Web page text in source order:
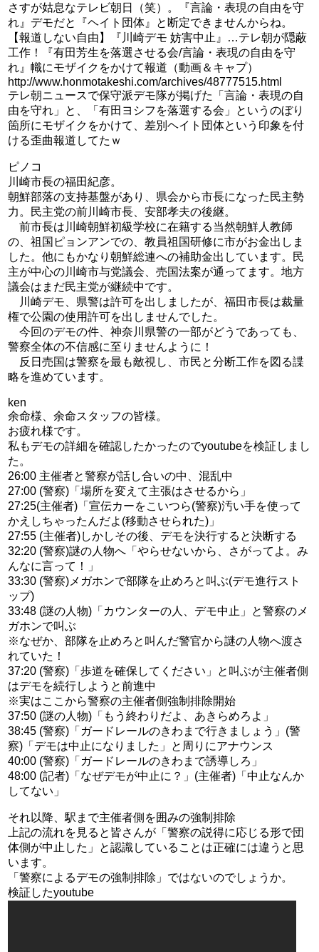
さすが姑息なテレビ朝日（笑）。『言論・表現の自由を守
れ』デモだと『ヘイト団体』と断定できませんからね。
【報道しない自由】『川崎デモ 妨害中止』…テレ朝が隠蔽
工作！『有田芳生を落選させる会/言論・表現の自由を守
れ』幟にモザイクをかけて報道（動画＆キャプ）
http://www.honmotakeshi.com/archives/48777515.html
テレ朝ニュースで保守派デモ隊が掲げた「言論・表現の自
由を守れ」と、「有田ヨシフを落選する会」というのぼり
箇所にモザイクをかけて、差別ヘイト団体という印象を付
ける歪曲報道してたｗ
ピノコ
川崎市長の福田紀彦。
朝鮮部落の支持基盤があり、県会から市長になった民主勢
力。民主党の前川崎市長、安部孝夫の後継。
前市長は川崎朝鮮初級学校に在籍する当然朝鮮人教師
の、祖国ピョンアンでの、教員祖国研修に市がお金出しま
した。他にもかなり朝鮮総連への補助金出しています。民
主が中心の川崎市与党議会、売国法案が通ってます。地方
議会はまだ民主党が継続中です。
川崎デモ、県警は許可を出しましたが、福田市長は裁量
権で公園の使用許可を出しませんでした。
今回のデモの件、神奈川県警の一部がどうであっても、
警察全体の不信感に至りませんように！
反日売国は警察を最も敵視し、市民と分断工作を図る諜
略を進めています。
ken
余命様、余命スタッフの皆様。
お疲れ様です。
私もデモの詳細を確認したかったのでyoutubeを検証しまし
た。
26:00 主催者と警察が話し合いの中、混乱中
27:00 (警察)「場所を変えて主張はさせるから」
27:25(主催者)「宣伝カーをこいつら(警察)汚い手を使って
かえしちゃったんだよ(移動させられた)」
27:55 (主催者)しかしその後、デモを決行すると決断する
32:20 (警察)謎の人物へ「やらせないから、さがってよ。み
んなに言って！」
33:30 (警察)メガホンで部隊を止めろと叫ぶ(デモ進行スト
ップ)
33:48 (謎の人物)「カウンターの人、デモ中止」と警察のメ
ガホンで叫ぶ
※なぜか、部隊を止めろと叫んだ警官から謎の人物へ渡さ
れていた！
37:20 (警察)「歩道を確保してください」と叫ぶが主催者側
はデモを続行しようと前進中
※実はここから警察の主催者側強制排除開始
37:50 (謎の人物)「もう終わりだよ、あきらめろよ」
38:45 (警察)「ガードレールのきわまで行きましょう」(警
察)「デモは中止になりました」と周りにアナウンス
40:00 (警察)「ガードレールのきわまで誘導しろ」
48:00 (記者)「なぜデモが中止に？」(主催者)「中止なんか
してない」
それ以降、駅まで主催者側を囲みの強制排除
上記の流れを見ると皆さんが「警察の説得に応じる形で団
体側が中止した」と認識していることは正確には違うと思
います。
「警察によるデモの強制排除」ではないのでしょうか。
検証したyoutube